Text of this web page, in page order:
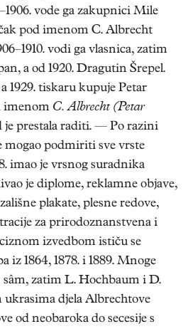
vode ga zakupnici Mile
pod imenom C. Albrecht
vodi ga vlasnica, zatim
a od 1920. Dragutin Šrepel.
1929. tiskaru kupuje Petar
imenom C. Albrecht (Petar
je prestala raditi. — Po razini
mogao podmiriti sve vrste
imao je vrsnog suradnika
je diplome, reklamne objave,
plakate, plesne redove,
za prirodoznanstvena i
izvedbom ističu se
iz 1864, 1878. i 1889. Mnoge
sâm, zatim L. Hochbaum i D.
djela Albrechtove
od neobaroka do secesije s